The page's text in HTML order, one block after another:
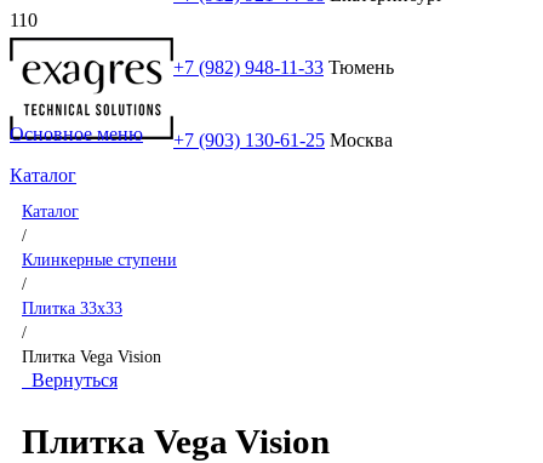
+7 (982) 948-11-33 Тюмень
+7 (903) 130-61-25 Москва
Основное меню
Каталог
Каталог
/
Клинкерные ступени
/
Плитка 33x33
/
Плитка Vega Vision
Вернуться
Плитка Vega Vision